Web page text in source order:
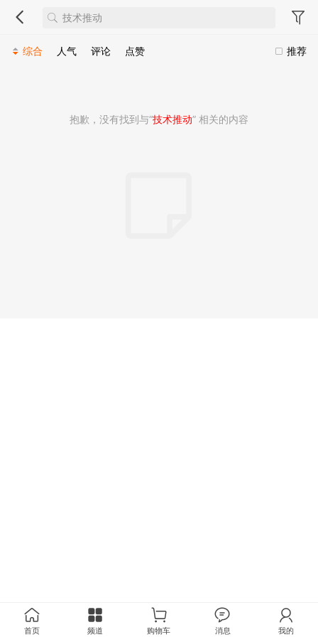
推荐
综合 人气 评论 点赞
抱歉，没有找到与“技术推动” 相关的内容
首页 频道 购物车 消息 我的